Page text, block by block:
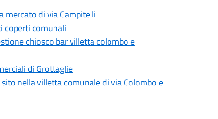
mercato di via Campitelli
coperti comunali
chiosco bar villetta colombo e
di Grottaglie
nella villetta comunale di via Colombo e